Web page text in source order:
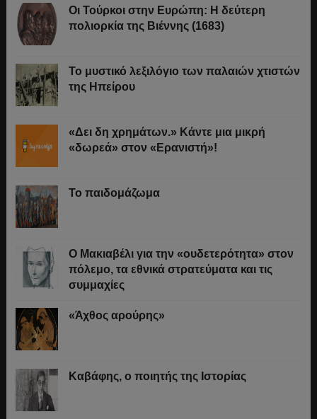
Οι Τούρκοι στην Ευρώπη: Η δεύτερη
πολιορκία της Βιέννης (1683)
Το μυστικό λεξιλόγιο των παλαιών χτιστών
της Ηπείρου
«Δει δη χρημάτων.» Κάντε μια μικρή
«δωρεά» στον «Ερανιστή»!
Το παιδομάζωμα
O Μακιαβέλι για την «ουδετερότητα» στον
πόλεμο, τα εθνικά στρατεύματα και τις
συμμαχίες
«Άχθος αρούρης»
Καβάφης, ο ποιητής της Ιστορίας